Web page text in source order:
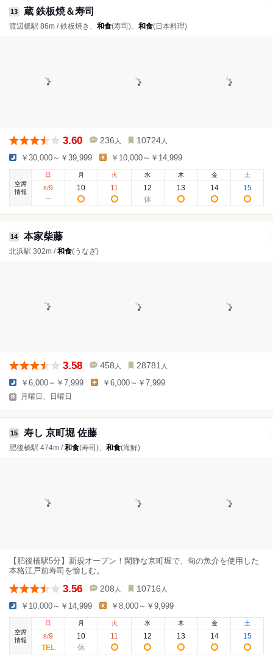
13 蔵 鉄板焼＆寿司
渡辺橋駅 86m / 鉄板焼き、 和食(寿司)、 和食(日本料理)
3.60 236 人 10724 人
￥30,000～￥39,999 ￥10,000～￥14,999
空席
情報
日
8/9
月
10
火
11
水
12
木
13
金
14
土
15
14 本家柴藤
北浜駅 302m /和食(うなぎ)
3.58 458 人 28781 人
￥6,000～￥7,999 ￥6,000～￥7,999
月曜日、日曜日
15 寿し 京町堀 佐藤
肥後橋駅 474m /和食(寿司)、 和食(海鮮)
【肥後橋駅5分】新規オープン！閑静な京町堀で、旬の魚介を使用した
本格江戸前寿司を愉しむ。
3.56 208 人 10716 人
￥10,000～￥14,999 ￥8,000～￥9,999
空席
情報
日
8/9
月
10
火
11
水
12
木
13
金
14
土
15